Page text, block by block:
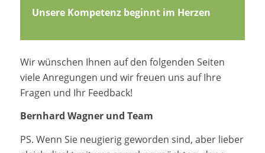
Unsere Kompetenz beginnt im Herzen
Wir wünschen Ihnen auf den folgenden Seiten
viele Anregungen und wir freuen uns auf Ihre
Fragen und Ihr Feedback!
Bernhard Wagner und Team
PS. Wenn Sie neugierig geworden sind, aber lieber